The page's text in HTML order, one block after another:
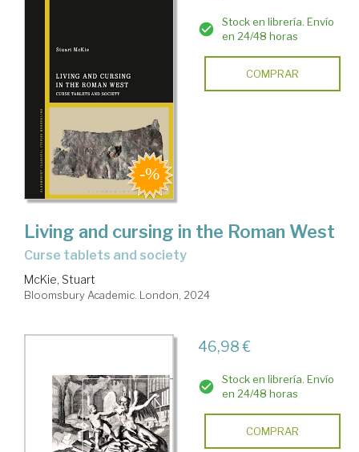
Stock en librería. Envío
en 24/48 horas
COMPRAR
Living and cursing in the Roman West
curse tablets and society
McKie, Stuart
Bloomsbury Academic. London, 2024
46,98 €
Stock en librería. Envío
en 24/48 horas
COMPRAR